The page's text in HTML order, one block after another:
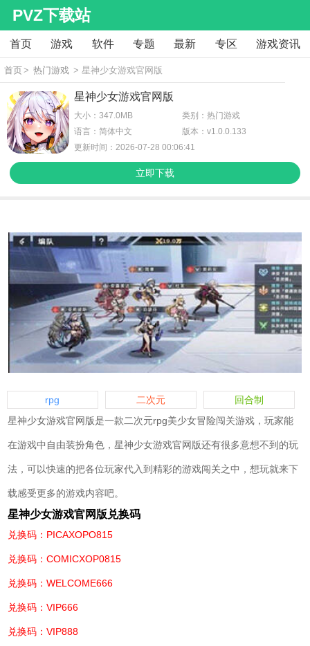
PVZ下载站
首页 游戏 软件 专题 最新 专区 游戏资讯
首页> 热门游戏 > 星神少女游戏官网版
星神少女游戏官网版
大小：347.0MB
类别：热门游戏
语言：简体中文
版本：v1.0.0.133
更新时间：2026-07-28 00:06:41
立即下载
rpg 二次元
回合制
星神少女游戏官网版是一款二次元rpg美少女冒险闯关游戏，玩家能
在游戏中自由装扮角色，星神少女游戏官网版还有很多意想不到的玩
法，可以快速的把各位玩家代入到精彩的游戏闯关之中，想玩就来下
载感受更多的游戏内容吧。
星神少女游戏官网版兑换码
兑换码：PICAXOPO815
兑换码：COMICXOP0815
兑换码：WELCOME666
兑换码：VIP666
兑换码：VIP888